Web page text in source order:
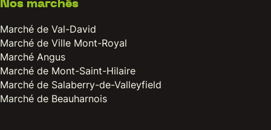
Nos marchés
Marché de Val-David
Marché de Ville Mont-Royal
Marché Angus
Marché de Mont-Saint-Hilaire
Marché de Salaberry-de-Valleyfield
Marché de Beauharnois